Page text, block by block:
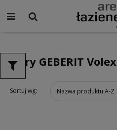
Rury GEBERIT Volex
Sortuj wg: Nazwa produktu A-Z